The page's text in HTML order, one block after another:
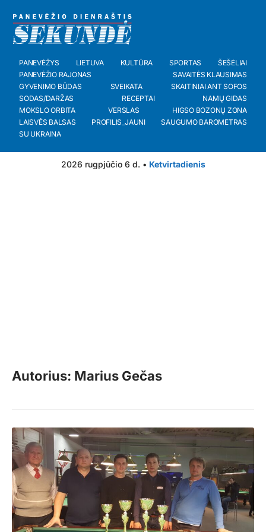
PANEVĖŽYS LIETUVA KULTŪRA SPORTAS
ŠEŠĖLIAI
PANEVĖŽIO RAJONAS
SAVAITĖS KLAUSIMAS
GYVENIMO BŪDAS
SVEIKATA
SKAITINIAI ANT SOFOS
SODAS/DARŽAS
RECEPTAI
NAMŲ GIDAS
MOKSLO ORBITA
VERSLAS
HIGSO BOZONŲ ZONA
LAISVĖS BALSAS
PROFILIS_JAUNI
SAUGUMO BAROMETRAS
SU UKRAINA
2026 rugpjūčio 6 d. • Ketvirtadienis
Autorius: Marius Gečas